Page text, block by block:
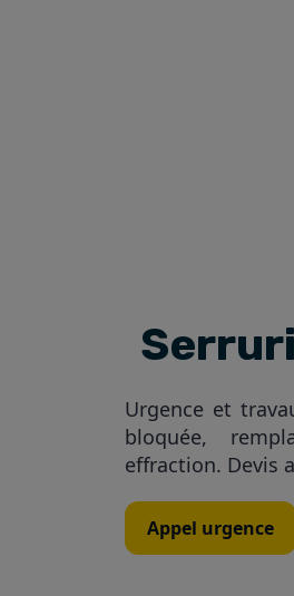
Urgence et
bloquée,
effraction. Devis
Appel urgence